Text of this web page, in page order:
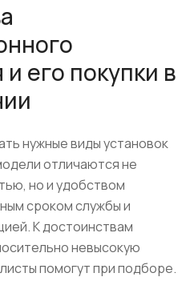
его покупки в
нужные виды установок
отличаются не
но и удобством
сроком службы и
К достоинствам
невысокую
помогут при подборе.